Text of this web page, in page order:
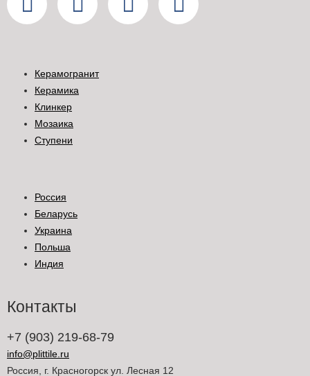
Керамогранит
Керамика
Клинкер
Мозаика
Ступени
Россия
Беларусь
Украина
Польша
Индия
Контакты
+7 (903) 219-68-79
info@plittile.ru
Россия, г. Красногорск ул. Лесная 12